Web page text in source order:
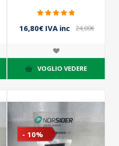
16,80€ IVA inc
24,00€
VOGLIO VEDERE
- 10%